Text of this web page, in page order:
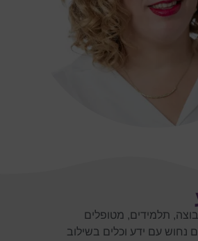
תלמידים, מטופלים
עם ידע וכלים בשילוב